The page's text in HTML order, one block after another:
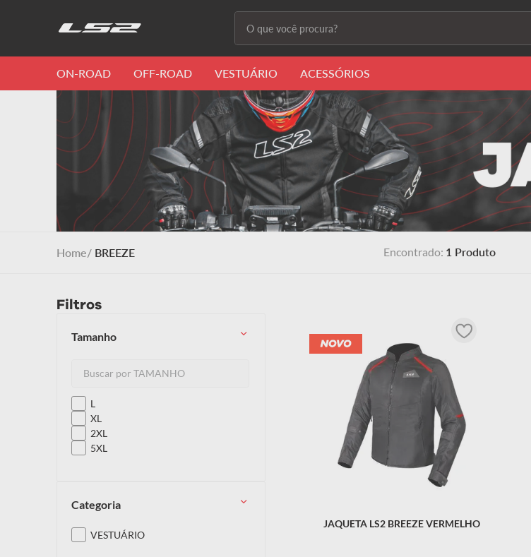
O que você procura?
ON-ROAD OFF-ROAD VESTUÁRIO ACESSÓRIOS
BREEZE 1 Produto
Filtros
tamanho
L
XL
2XL
5XL
categoria
VESTUÁRIO
JAQUETA LS2 BREEZE VERMELHO
Termos mais buscados
1º capacete ls2
º capacetes
3º draze
4º capacete
5º capacete feminino
capacete masculino